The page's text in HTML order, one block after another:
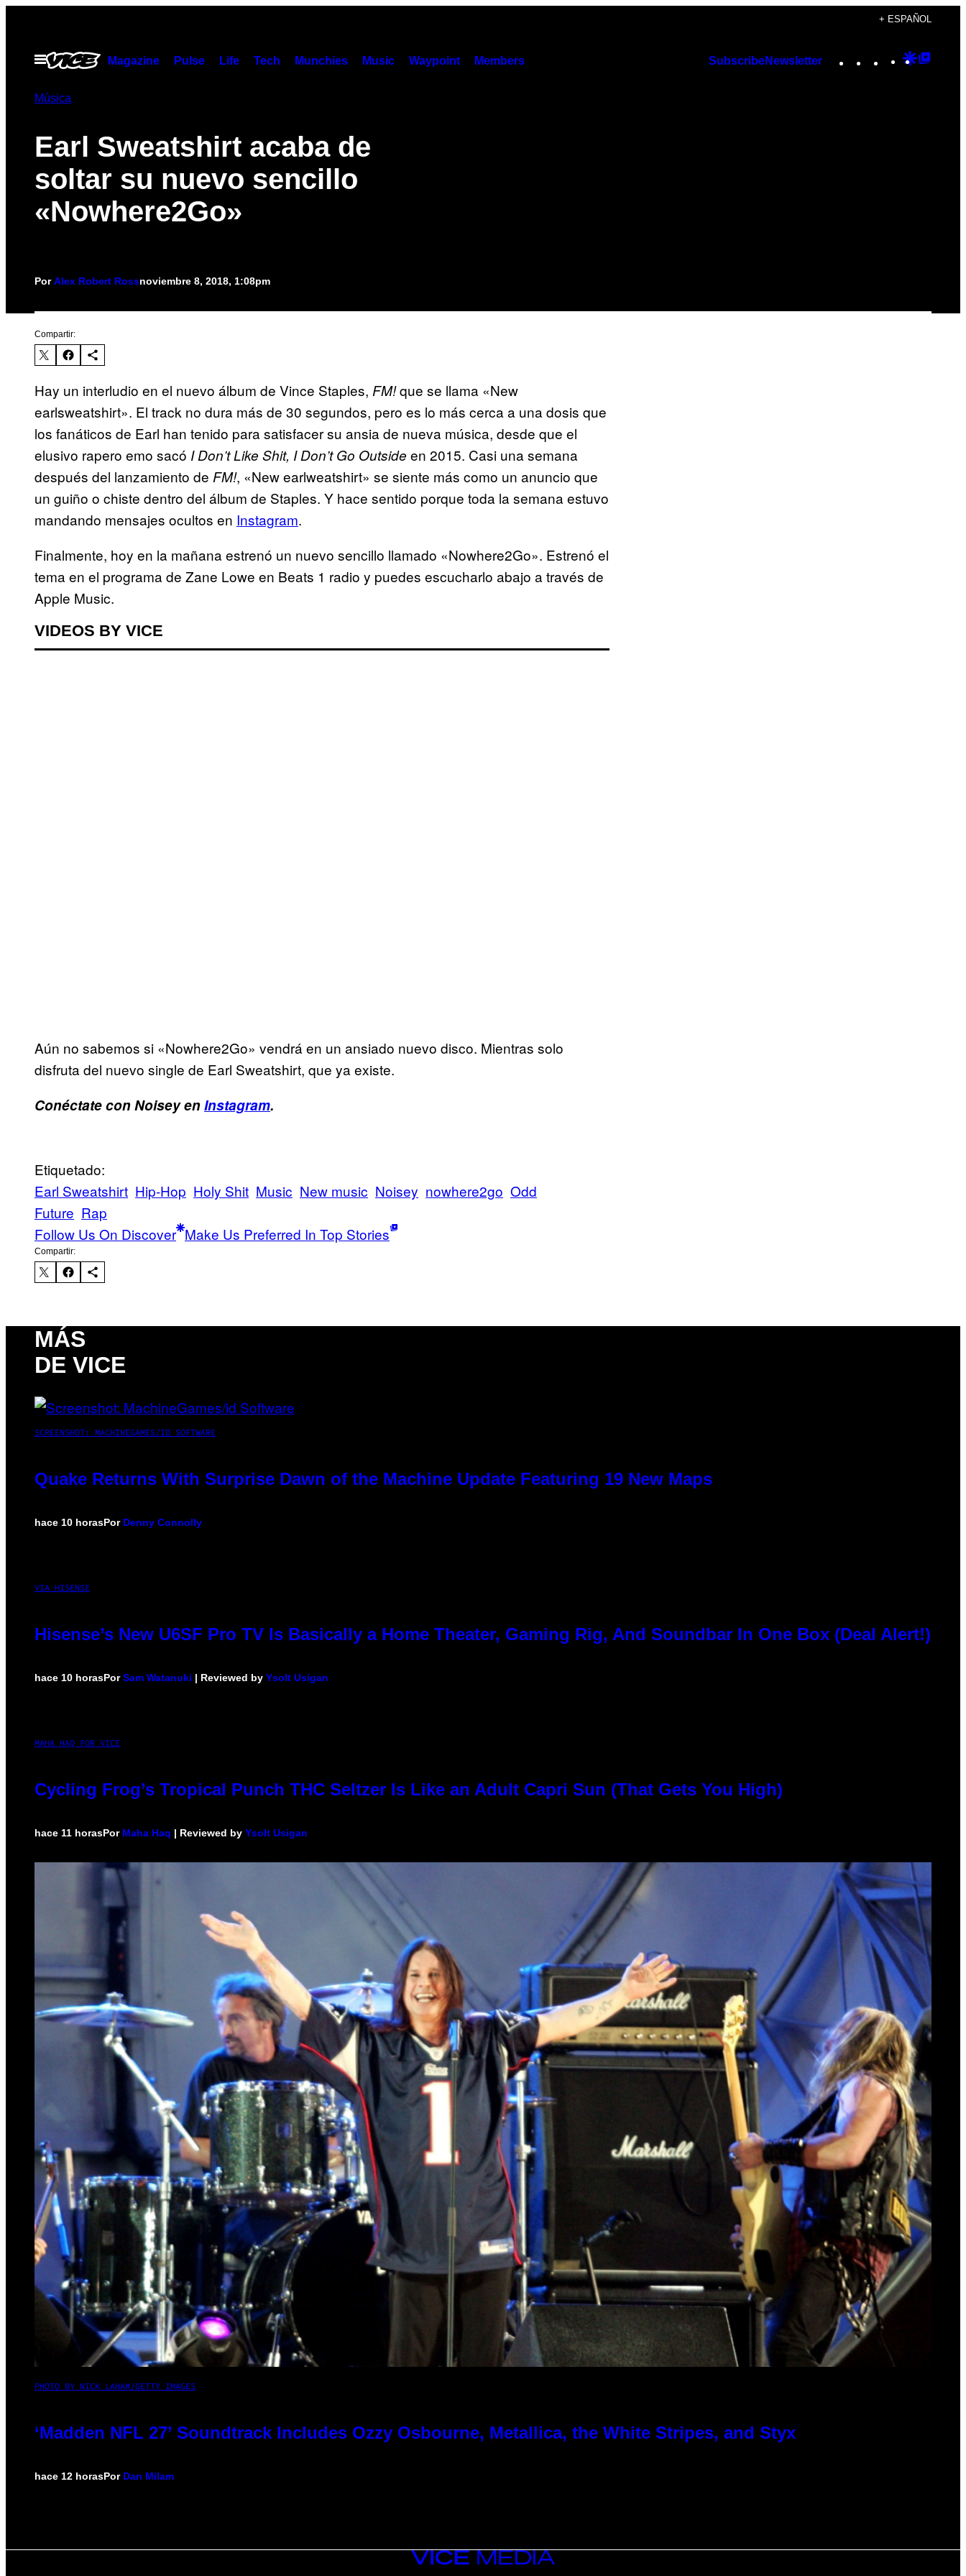
contenido
+ ESPAÑOL
Abrir
Menú
Magazine Pulse Life Tech Munchies Music Waypoint Members SubscribeNewsletter Instagram
TikTok
YouTube
Google
Música
Earl Sweatshirt acaba de
soltar su nuevo sencillo
«Nowhere2Go»
PorAlex Robert Rossnoviembre 8, 2018, 1:08pm
Compartir:
Hay un interludio en el nuevo álbum de Vince Staples, FM!que se llama «New
earlsweatshirt». El track no dura más de 30 segundos, pero es lo más cerca a una dosis que
los fanáticos de Earl han tenido para satisfacer su ansia de nueva música, desde que el
elusivo rapero emo sacó I Don’t Like Shit, I Don’t Go Outside en 2015. Casi una semana
después del lanzamiento de FM!, «New earlweatshirt» se siente más como un anuncio que
un guiño o chiste dentro del álbum de Staples. Y hace sentido porque toda la semana estuvo
mandando mensajes ocultos en Instagram.
Finalmente, hoy en la mañana estrenó un nuevo sencillo llamado «Nowhere2Go». Estrenó el
tema en el programa de Zane Lowe en Beats 1 radio y puedes escucharlo abajo a través de
Apple Music.
VIDEOS BY VICE
Aún no sabemos si «Nowhere2Go» vendrá en un ansiado nuevo disco. Mientras solo
disfruta del nuevo single de Earl Sweatshirt, que ya existe.
Conéctate con Noisey enInstagram.
Etiquetado:
Earl Sweatshirt Hip-Hop Holy Shit Music New music Noisey nowhere2go Odd
Future Rap
Follow Us On Discover Make Us Preferred In Top Stories
Compartir:
MÁS
DE VICE
SCREENSHOT: MACHINEGAMES/ID SOFTWARE
Quake Returns With Surprise Dawn of the Machine Update Featuring 19 New Maps
hace 10 horasPor Denny Connolly
VIA HISENSE
Hisense’s New U6SF Pro TV Is Basically a Home Theater, Gaming Rig, And Soundbar In One Box (Deal Alert!)
hace 10 horasPorSam Watanuki | Reviewed by Ysolt Usigan
MAHA HAQ FOR VICE
Cycling Frog’s Tropical Punch THC Seltzer Is Like an Adult Capri Sun (That Gets You High)
hace 11 horasPor Maha Haq | Reviewed by Ysolt Usigan
PHOTO BY NICK LAHAM/GETTY IMAGES
‘Madden NFL 27’ Soundtrack Includes Ozzy Osbourne, Metallica, the White Stripes, and Styx
hace 12 horasPor Dan Milam
VICE
MEDIA